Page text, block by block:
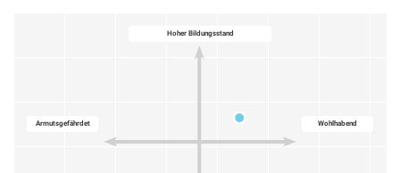
Hoher Bildungsstand
Wohlhabend
Armutsgefährdet